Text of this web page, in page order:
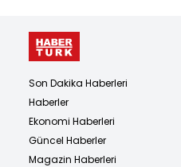
Son Dakika Haberleri
Haberler
Ekonomi Haberleri
Güncel Haberler
Magazin Haberleri